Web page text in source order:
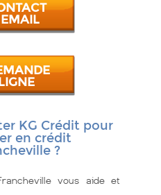
KG Crédit pour
en crédit
?
vous aide et